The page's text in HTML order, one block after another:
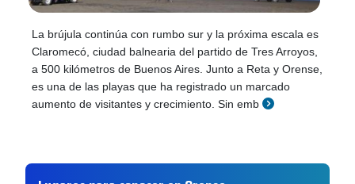
La brújula continúa con rumbo sur y la próxima escala es
Claromecó, ciudad balnearia del partido de Tres Arroyos,
a 500 kilómetros de Buenos Aires. Junto a Reta y Orense,
es una de las playas que ha registrado un marcado
aumento de visitantes y crecimiento. Sin emb